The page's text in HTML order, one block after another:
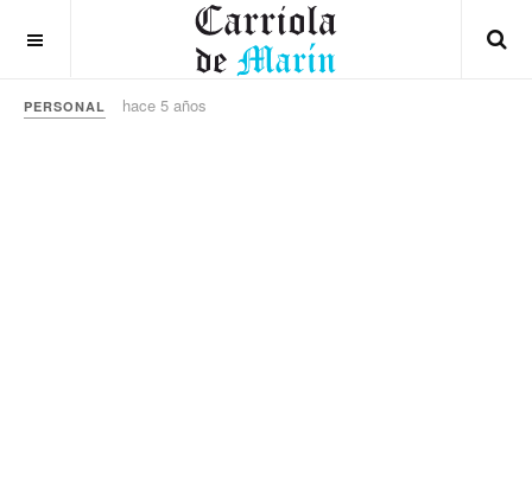
PERSONAL hace 5 años